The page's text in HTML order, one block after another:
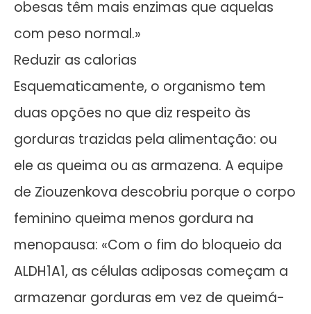
obesas têm mais enzimas que aquelas
com peso normal.»
Reduzir as calorias
Esquematicamente, o organismo tem
duas opções no que diz respeito às
gorduras trazidas pela alimentação: ou
ele as queima ou as armazena. A equipe
de Ziouzenkova descobriu porque o corpo
feminino queima menos gordura na
menopausa: «Com o fim do bloqueio da
ALDH1A1, as células adiposas começam a
armazenar gorduras em vez de queimá-